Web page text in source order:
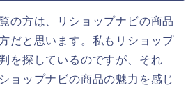
の方は、リショップナビの商品
だと思います。私もリショップ
を探しているのですが、それ
ョップナビの商品の魅力を感じ